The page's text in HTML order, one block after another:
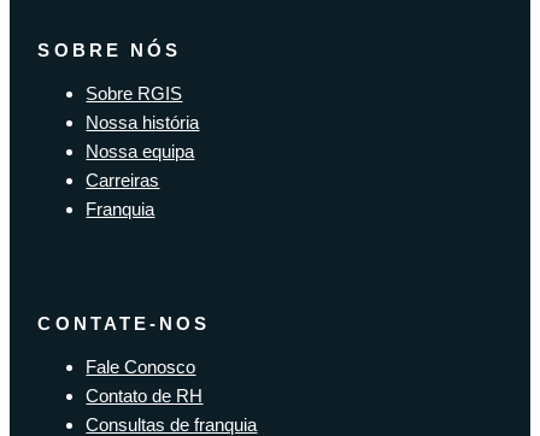
SOBRE NÓS
Sobre RGIS
Nossa história
Nossa equipa
Carreiras
Franquia
CONTATE-NOS
Fale Conosco
Contato de RH
Consultas de franquia